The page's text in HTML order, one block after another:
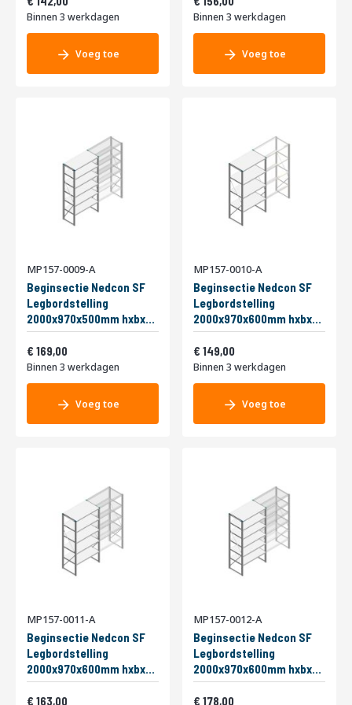
Binnen 3 werkdagen
Voeg toe
Binnen 3 werkdagen
Voeg toe
MP157-0009-A
Beginsectie Nedcon SF
Legbordstelling
2000x970x500mm hxbxd
6 niveaus Metaal Verzinkt
200kg Enkel
Vanaf
169,00
Binnen 3 werkdagen
Voeg toe
MP157-0010-A
Beginsectie Nedcon SF
Legbordstelling
2000x970x600mm hxbxd
4 niveaus Metaal Verzinkt
200kg Enkel
Vanaf
149,00
Binnen 3 werkdagen
Voeg toe
MP157-0011-A
Beginsectie Nedcon SF
Legbordstelling
2000x970x600mm hxbxd
5 niveaus Metaal Verzinkt
200kg Enkel
Vanaf
163,00
MP157-0012-A
Beginsectie Nedcon SF
Legbordstelling
2000x970x600mm hxbxd
6 niveaus Metaal Verzinkt
200kg Enkel
Vanaf
178,00